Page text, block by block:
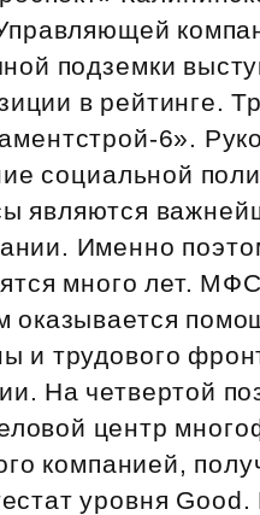
подземки
в рейтинге.
социальной
являются
Именно
много лет.
оказывается
и трудового
На четвертой
центр
компанией,
уровня Good.